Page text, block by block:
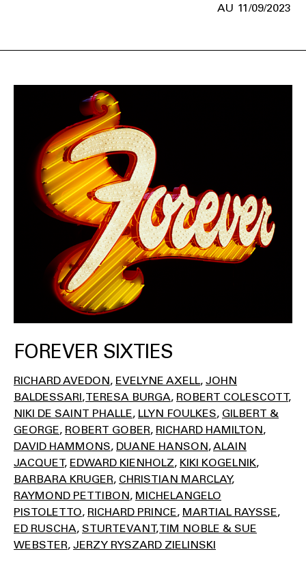
11/09/2023
FOREVER SIXTIES
RICHARD AVEDON EVELYNE AXELL JOHN
BALDESSARI TERESA BURGA ROBERT COLESCOTT
NIKI DE SAINT PHALLE LLYN FOULKES GILBERT &
GEORGE ROBERT GOBER RICHARD HAMILTON
DAVID HAMMONS DUANE HANSON ALAIN
JACQUET EDWARD KIENHOLZ KIKI KOGELNIK
BARBARA KRUGER CHRISTIAN MARCLAY
RAYMOND PETTIBON MICHELANGELO
PISTOLETTO RICHARD PRINCE MARTIAL RAYSSE
ED RUSCHA STURTEVANT TIM NOBLE & SUE
WEBSTER JERZY RYSZARD ZIELINSKI